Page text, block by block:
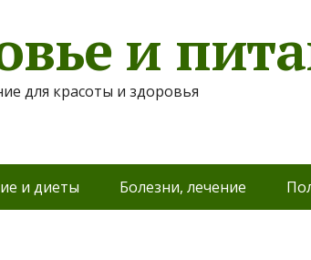
и
для красоты и здоровья
и диеты Болезни, лечение